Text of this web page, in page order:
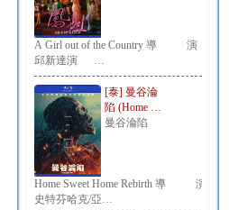
A Girl out of the Country 導 演：
邱新達演 …
[泰] 曼谷淪
陷 (Home …
曼谷淪陷
Home Sweet Home Rebirth 導 演：
史特芬哈克/亞…